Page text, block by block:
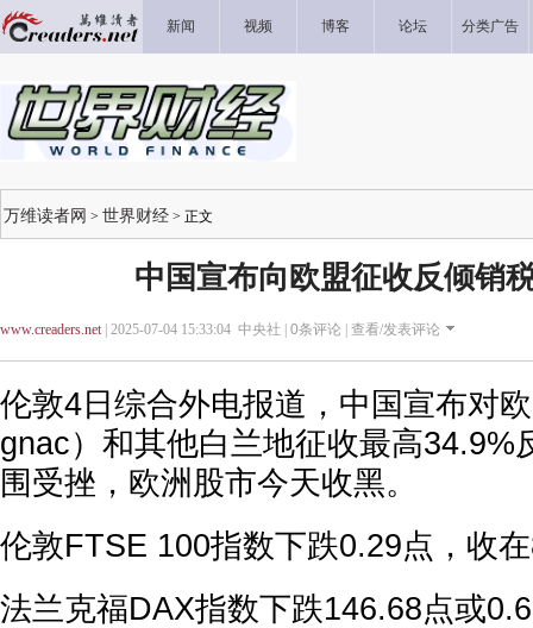
新闻 视频 博客 论坛 分类广告
万维读者网 > 世界财经 > 正文
中国宣布向欧盟征收反倾销
www.creaders.net| 2025-07-04 15:33:04 中央社 | 0条评论 | 查看/发表评论
伦敦4日综合外电报道，中国宣布对
gnac）和其他白兰地征收最高34.9%
围受挫，欧洲股市今天收黑。
伦敦FTSE 100指数下跌0.29点，收
法兰克福DAX指数下跌146.68点或